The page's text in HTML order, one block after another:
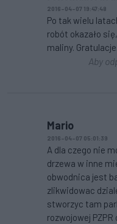
2016-04-07 19:47:48
Po tak wielu
robót okazało
maliny. Gratulacje.
Aby
Mario
2016-04-07 05:01:39
A dla czego nie
drzewa w inne
obwodnica jest
zlikwidowac
stworzyc tam
rozwojowej